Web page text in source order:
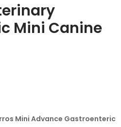
Mini Canine
Mini Advance Gastroenteric